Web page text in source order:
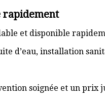
rapidement
et disponible
d’eau, installation
soignée et un prix